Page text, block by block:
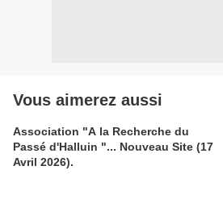
Vous aimerez aussi
Association "A la Recherche du
Passé d'Halluin "... Nouveau Site (17
Avril 2026).